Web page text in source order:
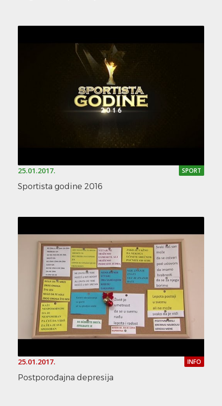
25.01.2017. SPORT
Sportista godine 2016
25.01.2017. INFO
Postporođajna depresija